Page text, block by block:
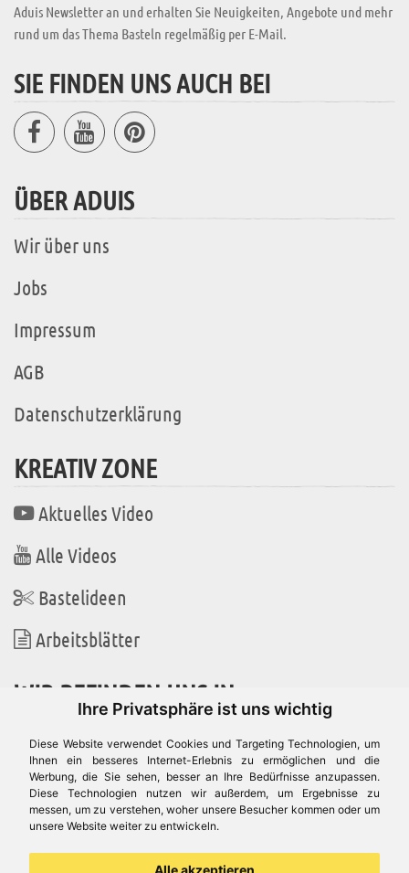
Ihre Privatsphäre ist uns wichtig
Diese Website verwendet Cookies und Targeting Technologien, um
Ihnen ein besseres Internet-Erlebnis zu ermöglichen und die
Werbung, die Sie sehen, besser an Ihre Bedürfnisse anzupassen.
Diese Technologien nutzen wir außerdem, um Ergebnisse zu
messen, um zu verstehen, woher unsere Besucher kommen oder um
unsere Website weiter zu entwickeln.
Alle akzeptieren
Aduis Newsletter an und erhalten Sie Neuigkeiten, Angebote und mehr
rund um das Thema Basteln regelmäßig per E-Mail.
SIE FINDEN UNS AUCH BEI
ÜBER ADUIS
Wir über uns
Jobs
Impressum
AGB
Datenschutzerklärung
KREATIV ZONE
Aktuelles Video
Alle Videos
Bastelideen
Arbeitsblätter
WIR BEFINDEN UNS IN
Es gibt uns auch in